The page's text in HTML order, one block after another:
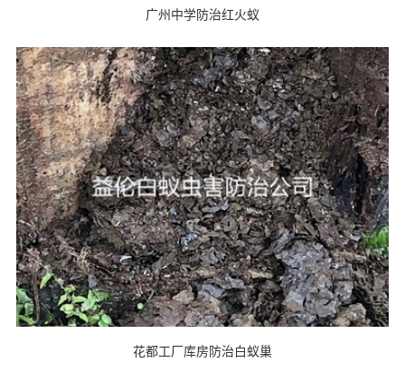
广州中学防治红火蚁
花都工厂库房防治白蚁巢